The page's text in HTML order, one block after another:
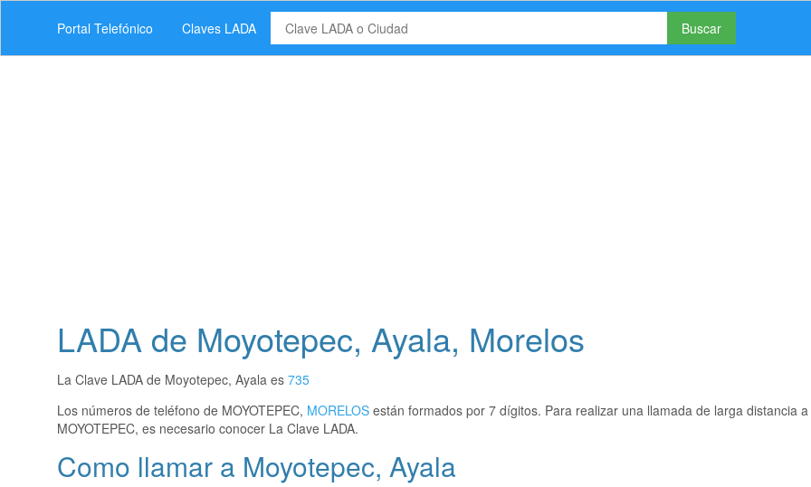
Portal Telefónico Claves LADA Buscar
LADA de Moyotepec, Ayala, Morelos
La Clave LADA de Moyotepec, Ayala es 735
Los números de teléfono de MOYOTEPEC, MORELOS están formados por 7 dígitos. Para realizar una llamada de larga distancia a
MOYOTEPEC, es necesario conocer La Clave LADA.
Como llamar a Moyotepec, Ayala